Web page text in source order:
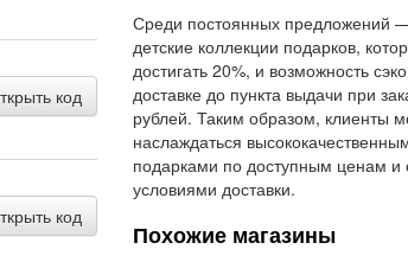
код
код
Среди постоянных предложений
детские коллекции подарков,
достигать 20%, и возможность
доставке до пункта выдачи при
рублей. Таким образом, клиенты
наслаждаться
подарками по доступным ценам и
условиями доставки.
Похожие магазины